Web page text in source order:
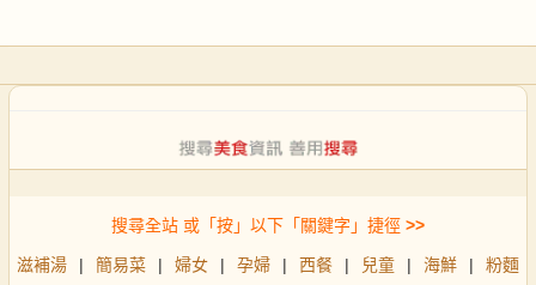
搜尋全站 或「按」以下「關鍵字」捷徑 >>
滋補湯 | 簡易菜 | 婦女 | 孕婦 | 西餐 | 兒童 | 海鮮 |
粉麵